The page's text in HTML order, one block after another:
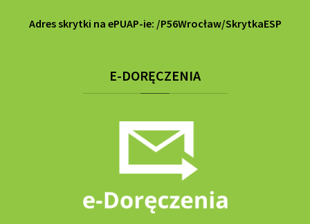
Adres skrytki na ePUAP-ie: /P56Wrocław/SkrytkaESP
E-DORĘCZENIA